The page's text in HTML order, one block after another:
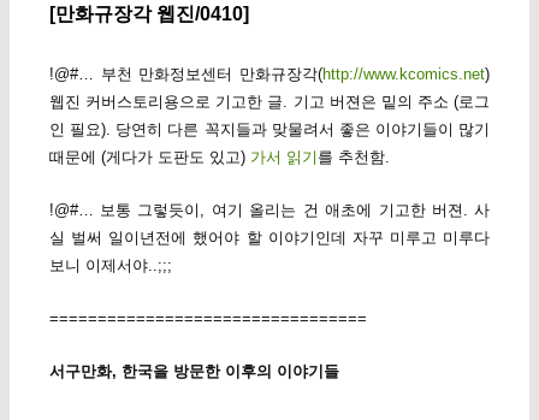
[만화규장각 웹진/0410]
!@#… 부천 만화정보센터 만화규장각(http://www.kcomics.net)
웹진 커버스토리용으로 기고한 글. 기고 버젼은 밑의 주소 (로그
인 필요). 당연히 다른 꼭지들과 맞물려서 좋은 이야기들이 많기
때문에 (게다가 도판도 있고) 가서 읽기 를 추천함.
!@#… 보통 그렇듯이, 여기 올리는 건 애초에 기고한 버젼. 사
실 벌써 일이년전에 했어야 할 이야기인데 자꾸 미루고 미루다
보니 이제서야..;;;
=================================
서구만화, 한국을 방문한 이후의 이야기들